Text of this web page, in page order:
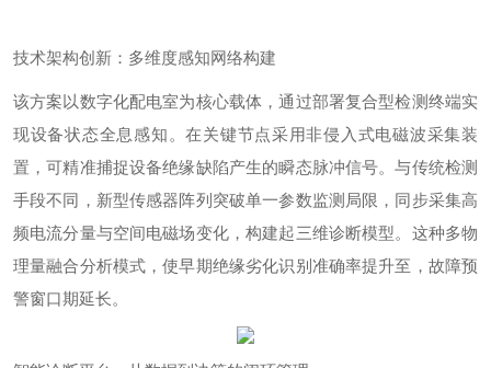
技术架构创新：多维度感知网络构建
该方案以数字化配电室为核心载体，通过部署复合型检测终端实
现设备状态全息感知。在关键节点采用非侵入式电磁波采集装
置，可精准捕捉设备绝缘缺陷产生的瞬态脉冲信号。与传统检测
手段不同，新型传感器阵列突破单一参数监测局限，同步采集高
频电流分量与空间电磁场变化，构建起三维诊断模型。这种多物
理量融合分析模式，使早期绝缘劣化识别准确率提升至，故障预
警窗口期延长。